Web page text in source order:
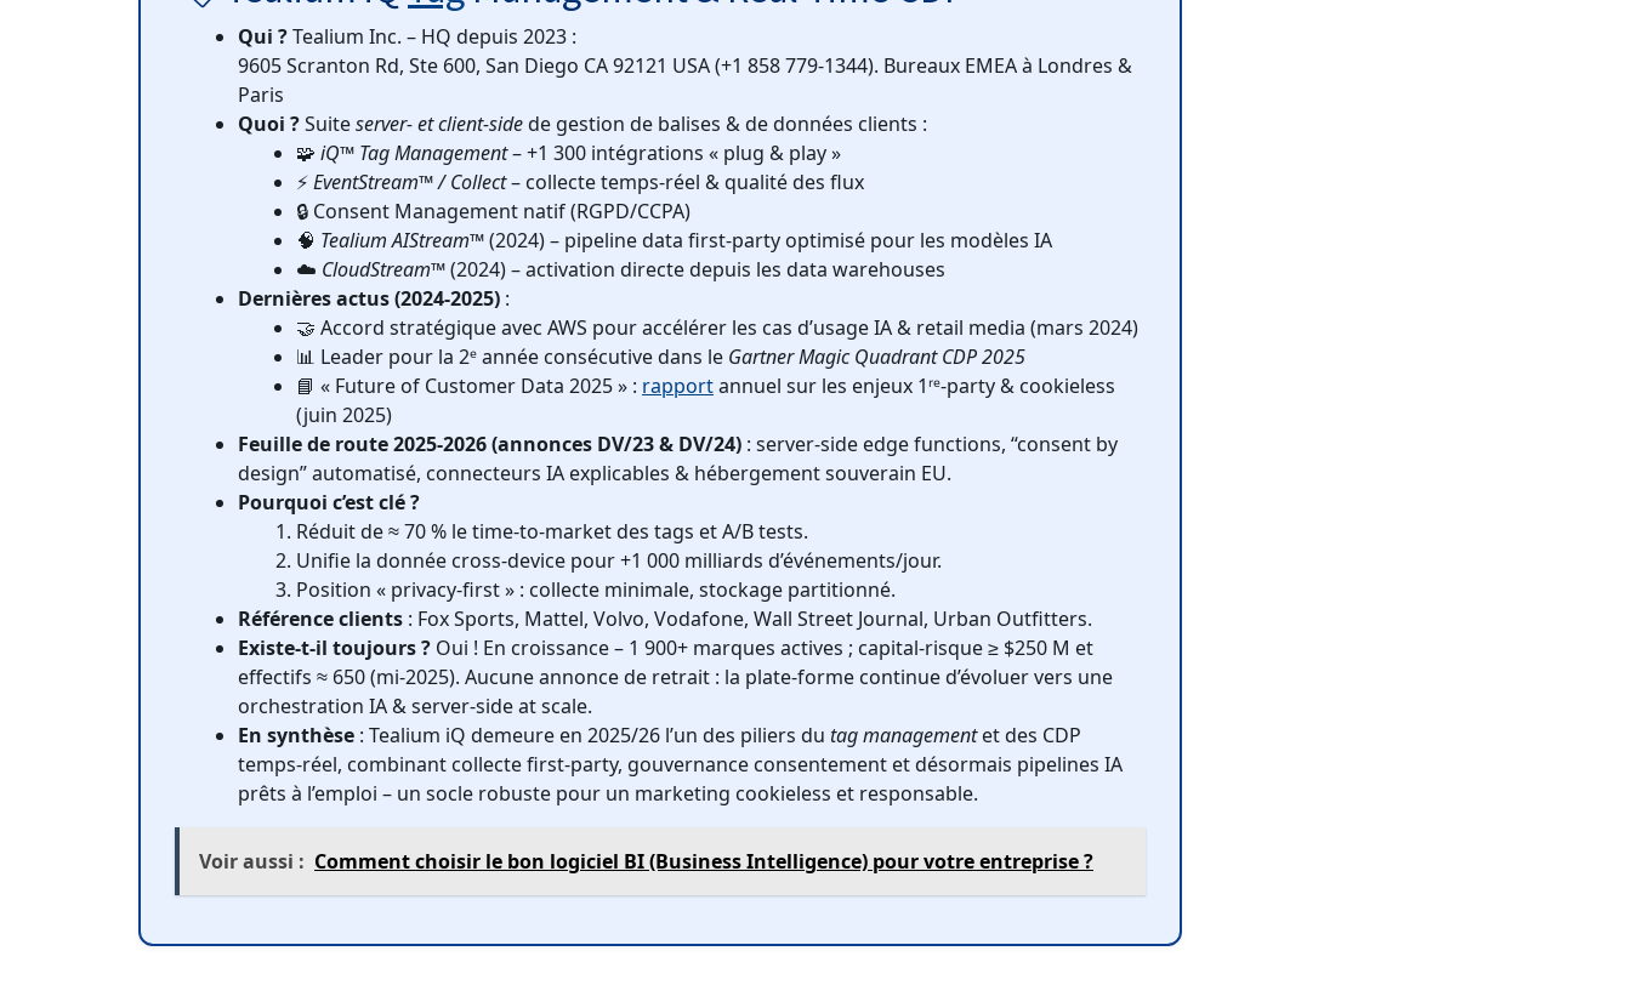
Qui ?Tealium Inc. – HQ depuis 2023 :
9605 Scranton Rd, Ste 600, San Diego CA 92121 USA (+1 858 779-1344). Bureaux EMEA à Londres &
Paris
Quoi ?Suiteserver- et client-sidede gestion de balises & de données clients :
🧩 iQ™ Tag Management– +1 300 intégrations « plug & play »
⚡EventStream™ / Collect– collecte temps-réel & qualité des flux
🔒 Consent Management natif (RGPD/CCPA)
🧠 Tealium AIStream™(2024) – pipeline data first-party optimisé pour les modèles IA
☁️ CloudStream™(2024) – activation directe depuis les data warehouses
Dernières actus (2024-2025) :
🤝 Accord stratégique avec AWS pour accélérer les cas d’usage IA & retail media (mars 2024)
📊 Leader pour la 2ᵉ année consécutive dans le Gartner Magic Quadrant CDP 2025
📘 « Future of Customer Data 2025 » : rapportannuel sur les enjeux 1ʳᵉ-party & cookieless
(juin 2025)
Feuille de route 2025-2026 (annonces DV/23 & DV/24) : server-side edge functions, “consent by
design” automatisé, connecteurs IA explicables & hébergement souverain EU.
Pourquoi c’est clé ?
Réduit de ≈ 70 % le time-to-market des tags et A/B tests.
Unifie la donnée cross-device pour +1 000 milliards d’événements/jour.
Position « privacy-first » : collecte minimale, stockage partitionné.
Référence clients : Fox Sports, Mattel, Volvo, Vodafone, Wall Street Journal, Urban Outfitters.
Existe-t-il toujours ? Oui ! En croissance – 1 900+ marques actives ; capital-risque ≥ $250 M et
effectifs ≈ 650 (mi-2025). Aucune annonce de retrait : la plate-forme continue d’évoluer vers une
orchestration IA & server-side at scale.
En synthèse : Tealium iQ demeure en 2025/26 l’un des piliers du tag managementet des CDP
temps-réel, combinant collecte first-party, gouvernance consentement et désormais pipelines IA
prêts à l’emploi – un socle robuste pour un marketing cookieless et responsable.
Voir aussi : Comment choisir le bon logiciel BI (Business Intelligence) pour votre entreprise ?